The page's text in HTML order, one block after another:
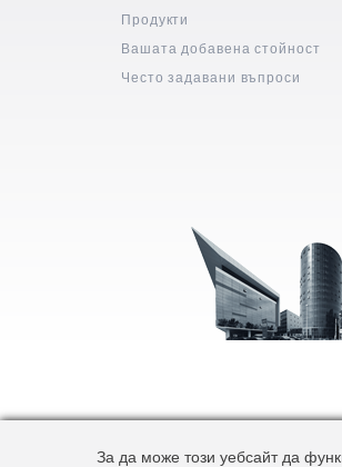
Продукти
Вашата добавена стойност
Често задавани въпроси
За да може този уебсайт да